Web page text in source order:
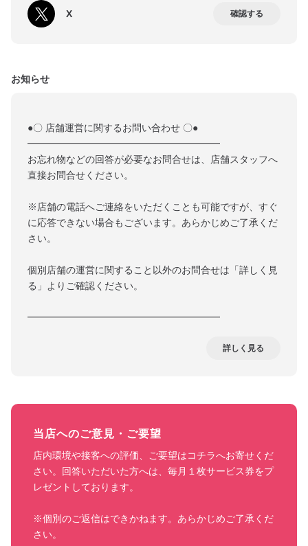
X 確認する
お知らせ
●〇 店舗運営に関するお問い合わせ 〇●
━━━━━━━━━━━━━━━━━━━━
お忘れ物などの回答が必要なお問合せは、店舗スタッフへ
直接お問合せください。
※店舗の電話へご連絡をいただくことも可能ですが、すぐ
に応答できない場合もございます。あらかじめご了承くだ
さい。
個別店舗の運営に関すること以外のお問合せは「詳しく見
る」よりご確認ください。
━━━━━━━━━━━━━━━━━━━━
詳しく見る
当店へのご意見・ご要望
店内環境や接客への評価、ご要望はコチラへお寄せくだ
さい。回答いただいた方へは、毎月１枚サービス券をプ
レゼントしております。
※個別のご返信はできかねます。あらかじめご了承くだ
さい。